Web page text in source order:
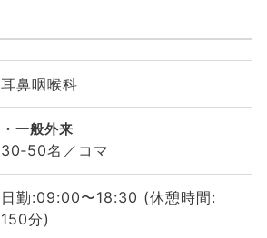
耳鼻咽喉科
一般外来
30‐50名／コマ
日勤:09:00〜18:30 (休憩時間:
150分)